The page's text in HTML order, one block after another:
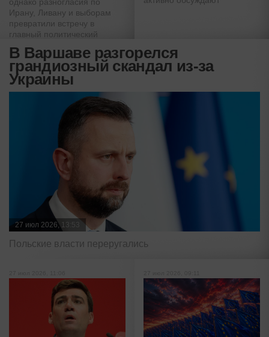
Ирану, Ливану и выборам
превратили встречу в
главный политический
В Варшаве разгорелся
грандиозный скандал из-за
Украины
27 июл 2026, 13:53
Польские власти переругались